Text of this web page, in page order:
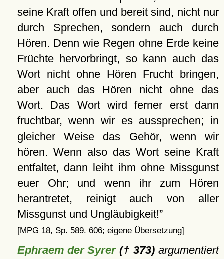
seine Kraft offen und bereit sind, nicht nur
durch Sprechen, sondern auch durch
Hören. Denn wie Regen ohne Erde keine
Früchte hervorbringt, so kann auch das
Wort nicht ohne Hören Frucht bringen,
aber auch das Hören nicht ohne das
Wort. Das Wort wird ferner erst dann
fruchtbar, wenn wir es aussprechen; in
gleicher Weise das Gehör, wenn wir
hören. Wenn also das Wort seine Kraft
entfaltet, dann leiht ihm ohne Missgunst
euer Ohr; und wenn ihr zum Hören
herantretet, reinigt auch von aller
Missgunst und Ungläubigkeit!
[MPG 18, Sp. 589. 606; eigene Übersetzung]
Ephraem der Syrer(† 373)argumentiert